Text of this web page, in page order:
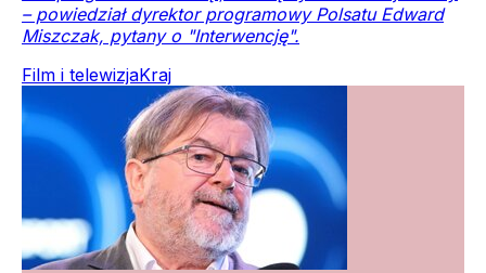
– powiedział dyrektor programowy Polsatu Edward
Miszczak, pytany o "Interwencję".
Film i telewizjaKraj